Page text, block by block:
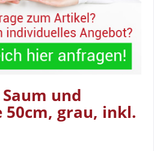
und
50cm, grau, inkl.